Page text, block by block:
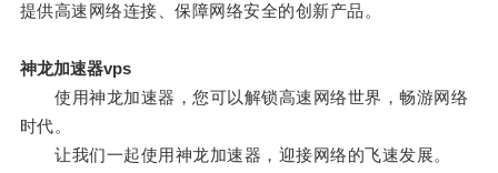
提供高速网络连接、保障网络安全的创新产品。
神龙加速器vps
使用神龙加速器，您可以解锁高速网络世界，畅游网络
时代。
让我们一起使用神龙加速器，迎接网络的飞速发展。